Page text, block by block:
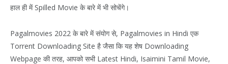
हाल ही में Spilled Movie के बारे में भी सोचेंगे।
Pagalmovies 2022 के बारे में संयोग से, Pagalmovies in Hindi एक
Torrent Downloading Site है जैसा कि यह शेष Downloading
Webpage की तरह, आपको सभी Latest Hindi, Isaimini Tamil Movie,